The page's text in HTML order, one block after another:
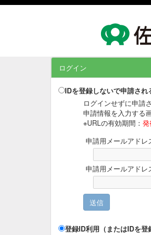
ログイン
IDを登録しないで申請され
ログインせずに申請
申請情報を入力する
※URLの有効期間：
申請用メールアドレ
申請用メールアドレ
登録ID利用（またはIDを